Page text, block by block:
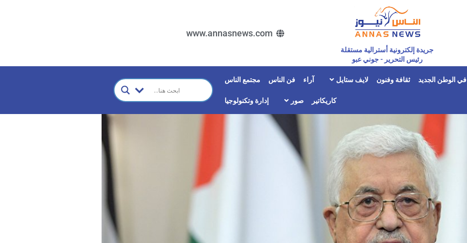
جريدة إلكترونية أسترالية مستقلة
رئيس التحرير - جوني عبو
www.annasnews.com
في الوطن الجديد ثقافة وفنون لايف ستايل آراء فن الناس مجتمع الناس
كاريكاتير صور إدارة وتكنولوجيا